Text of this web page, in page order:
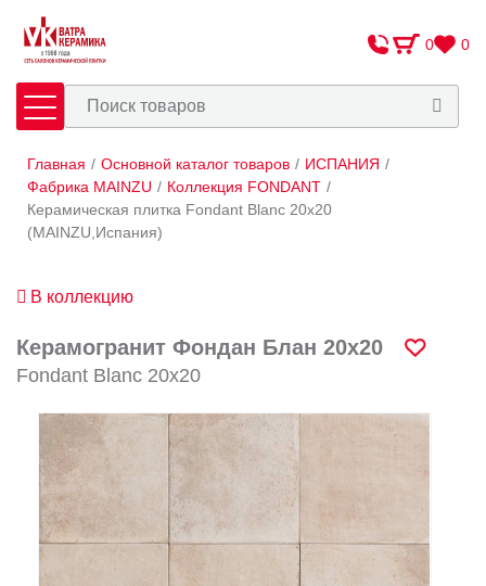
0 0
Плитка Сантехника
Оплата и доставка
Контакты
Адреса салонов
Заказать звонок
Главная / Основной каталог товаров / ИСПАНИЯ /
Фабрика MAINZU / Коллекция FONDANT /
Керамическая плитка Fondant Blanc 20х20
(MAINZU,Испания)
В коллекцию
Керамогранит Фондан Блан 20х20
Fondant Blanc 20х20